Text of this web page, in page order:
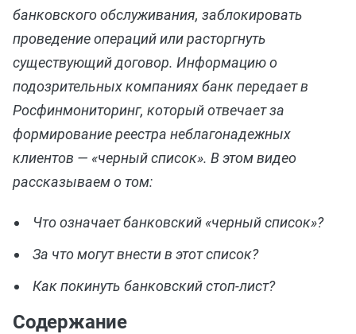
банковского обслуживания, заблокировать
проведение операций или расторгнуть
существующий договор. Информацию о
подозрительных компаниях банк передает в
Росфинмониторинг, который отвечает за
формирование реестра неблагонадежных
клиентов — «черный список». В этом видео
рассказываем о том:
Что означает банковский «черный список»?
За что могут внести в этот список?
Как покинуть банковский стоп-лист?
Содержание